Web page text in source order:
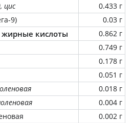
цис
0.433 г
9)
0.03 г
кислоты
0.862 г
0.749 г
0.178 г
0.051 г
0.018 г
0.004 г
0.002 г